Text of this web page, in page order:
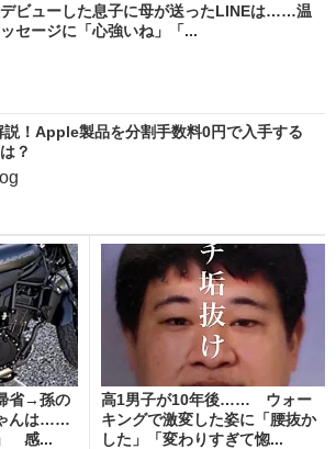
ビューした息子に母が送ったLINEは……温
セージに「心強いね」「...
説！Apple製品を分割手数料0円で入手する
？
省→孫の
んは……
感...
高1男子が10年後…… ウォー
キングで激変した姿に「腰抜か
した」「変わりすぎて惚...